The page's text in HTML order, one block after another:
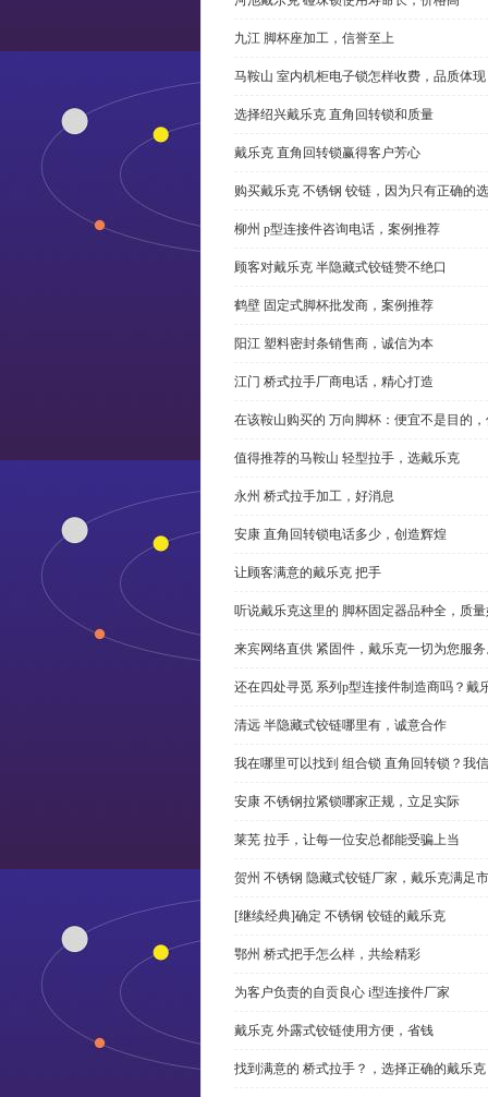
九江 脚杯座加工，信誉至上
马鞍山 室内机柜电子锁怎样收费，品质体现
选择绍兴戴乐克 直角回转锁和质量
戴乐克 直角回转锁赢得客户芳心
购买戴乐克 不锈钢 铰链，因为只有正确的
柳州 p型连接件咨询电话，案例推荐
顾客对戴乐克 半隐藏式铰链赞不绝口
鹤壁 固定式脚杯批发商，案例推荐
阳江 塑料密封条销售商，诚信为本
江门 桥式拉手厂商电话，精心打造
在该鞍山购买的 万向脚杯：便宜不是目的
值得推荐的马鞍山 轻型拉手，选戴乐克
永州 桥式拉手加工，好消息
安康 直角回转锁电话多少，创造辉煌
让顾客满意的戴乐克 把手
听说戴乐克这里的 脚杯固定器品种全，质
来宾网络直供 紧固件，戴乐克一切为您服
还在四处寻觅 系列p型连接件制造商吗？戴
清远 半隐藏式铰链哪里有，诚意合作
我在哪里可以找到 组合锁 直角回转锁？我
安康 不锈钢拉紧锁哪家正规，立足实际
莱芜 拉手，让每一位安总都能受骗上当
贺州 不锈钢 隐藏式铰链厂家，戴乐克满足
[继续经典]确定 不锈钢 铰链的戴乐克
鄂州 桥式把手怎么样，共绘精彩
为客户负责的自贡良心 i型连接件厂家
戴乐克 外露式铰链使用方便，省钱
找到满意的 桥式拉手？，选择正确的戴乐克